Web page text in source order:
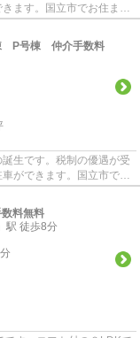
ます。国立市でお住まい
P号棟 仲介手数料
生です。税制の優遇が受
ができます。国立市でお
料無料
」駅 徒歩8分